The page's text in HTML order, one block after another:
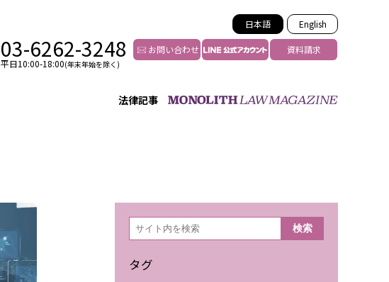
日本語 English
03-6262-3248
平日10:00-18:00(年末年始を除く)
お問い合わせ 資料請求
法律記事
リスティング汚染の削除対策
過去の芸能等活動の削除
YouTube等SNSのM&A
検
索 検索
タグ